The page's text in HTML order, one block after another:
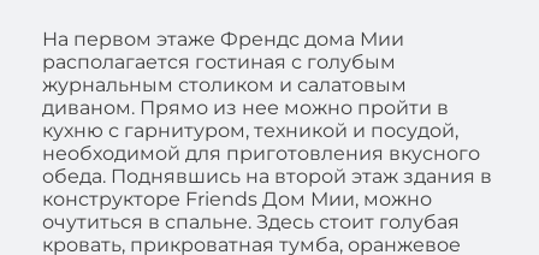
На первом этаже Френдс дома Мии
располагается гостиная с голубым
журнальным столиком и салатовым
диваном. Прямо из нее можно пройти в
кухню с гарнитуром, техникой и посудой,
необходимой для приготовления вкусного
обеда. Поднявшись на второй этаж здания в
конструкторе Friends Дом Мии, можно
очутиться в спальне. Здесь стоит голубая
кровать, прикроватная тумба, оранжевое